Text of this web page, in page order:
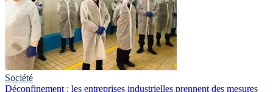
Société
Déconfinement : les entreprises industrielles prennent des mesures